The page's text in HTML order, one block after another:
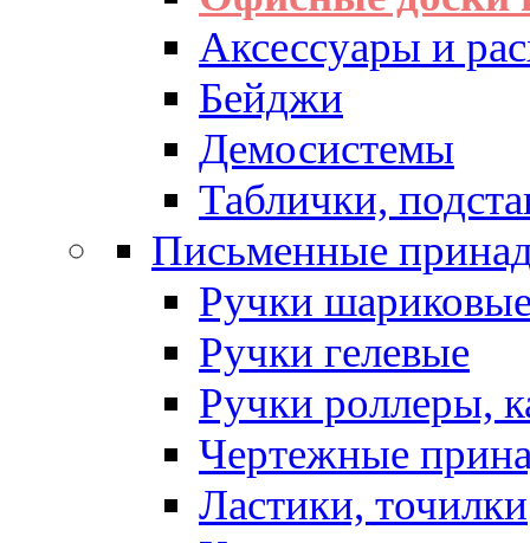
Аксессуары и
Бейджи
Демосистемы
Таблички,
Письменные
Ручки
Ручки гелевые
Ручки роллеры,
Чертежные
Ластики, точилки